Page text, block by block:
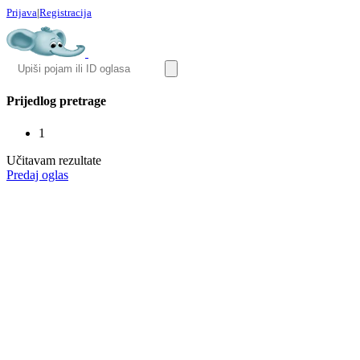
Prijava|Registracija
Prijedlog pretrage
1
Učitavam rezultate
Predaj oglas